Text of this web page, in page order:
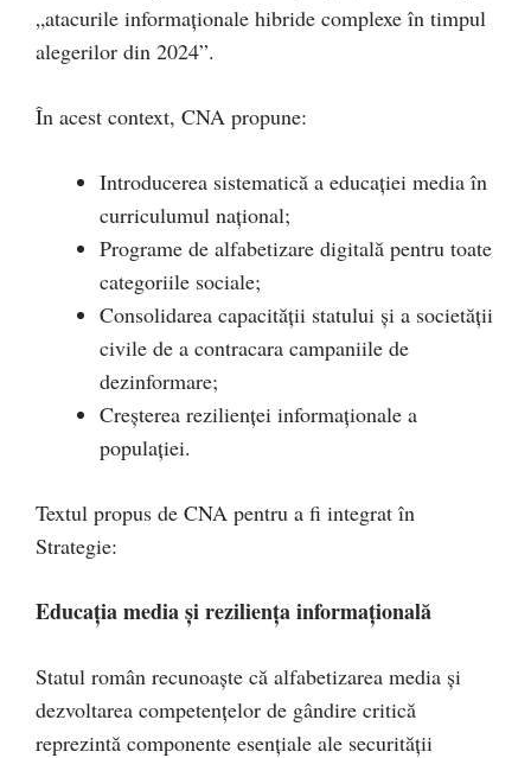
„atacurile informaţionale hibride complexe în timpul
alegerilor din 2024”.
În acest context, CNA propune:
Introducerea sistematică a educaţiei media în
curriculumul naţional;
Programe de alfabetizare digitală pentru toate
categoriile sociale;
Consolidarea capacităţii statului şi a societăţii
civile de a contracara campaniile de
dezinformare;
Creşterea rezilienţei informaţionale a
populaţiei.
Textul propus de CNA pentru a fi integrat în
Strategie:
Educaţia media şi rezilienţa informaţională
Statul român recunoaşte că alfabetizarea media şi
dezvoltarea competenţelor de gândire critică
reprezintă componente esenţiale ale securităţii